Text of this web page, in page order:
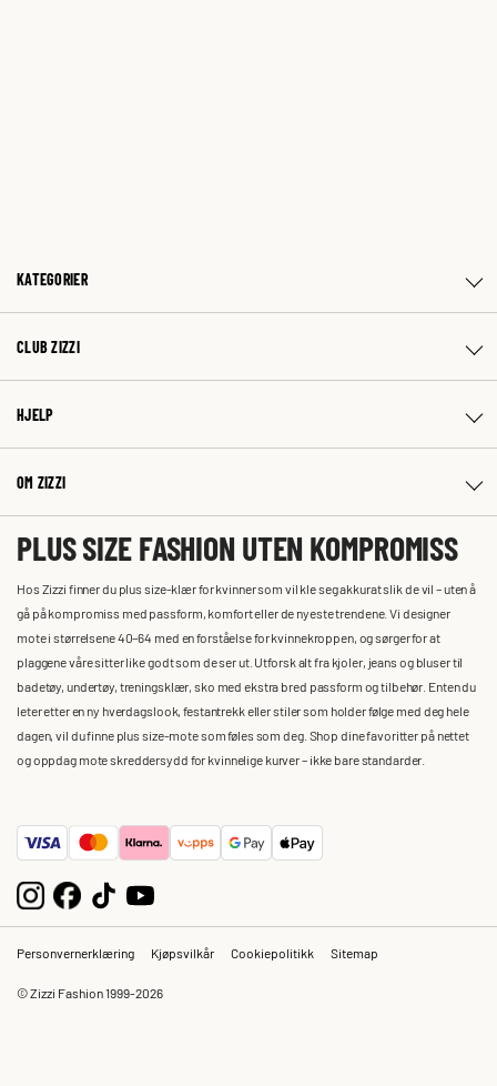
KATEGORIER
CLUB ZIZZI
HJELP
OM ZIZZI
PLUS SIZE FASHION UTEN KOMPROMISS
Hos Zizzi finner du plus size-klær for kvinner som vil kle seg akkurat slik de vil – uten å
gå på kompromiss med passform, komfort eller de nyeste trendene. Vi designer
mote i størrelsene 40–64 med en forståelse for kvinnekroppen, og sørger for at
plaggene våre sitter like godt som de ser ut. Utforsk alt fra kjoler, jeans og bluser til
badetøy, undertøy, treningsklær, sko med ekstra bred passform og tilbehør. Enten du
leter etter en ny hverdagslook, festantrekk eller stiler som holder følge med deg hele
dagen, vil du finne plus size-mote som føles som deg. Shop dine favoritter på nettet
og oppdag mote skreddersydd for kvinnelige kurver – ikke bare standarder.
Personvernerklæring Kjøpsvilkår Cookiepolitikk Sitemap
© Zizzi Fashion 1999-2026